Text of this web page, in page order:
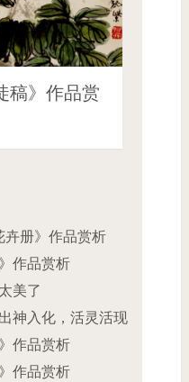
稿》作品赏
卉册》作品赏析
作品赏析
美了
神入化，活灵活现
作品赏析
作品赏析